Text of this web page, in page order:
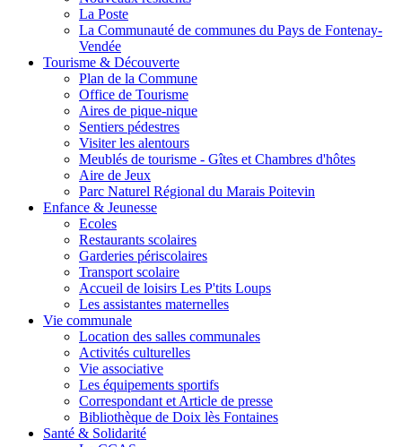
La Poste
La Communauté de communes du Pays de Fontenay-
Vendée
Tourisme & Découverte
Plan de la Commune
Office de Tourisme
Aires de pique-nique
Sentiers pédestres
Visiter les alentours
Meublés de tourisme - Gîtes et Chambres d'hôtes
Aire de Jeux
Parc Naturel Régional du Marais Poitevin
Enfance & Jeunesse
Ecoles
Restaurants scolaires
Garderies périscolaires
Transport scolaire
Accueil de loisirs Les P'tits Loups
Les assistantes maternelles
Vie communale
Location des salles communales
Activités culturelles
Vie associative
Les équipements sportifs
Correspondant et Article de presse
Bibliothèque de Doix lès Fontaines
Santé & Solidarité